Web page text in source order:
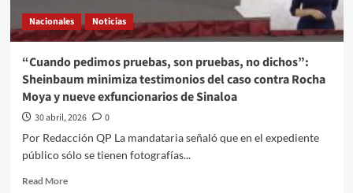
Nacionales Noticias
“Cuando pedimos pruebas, son pruebas, no dichos”:
Sheinbaum minimiza testimonios del caso contra Rocha
Moya y nueve exfuncionarios de Sinaloa
30 abril, 2026
0
Por Redacción QP La mandataria señaló que en el expediente
público sólo se tienen fotografías...
Read MoreRead